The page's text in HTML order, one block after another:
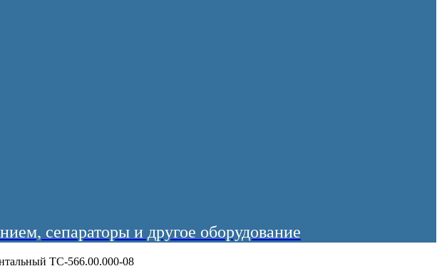
сепараторы и другое оборудование
ТС-566.00.000-08